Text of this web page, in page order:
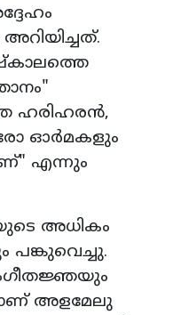
ഹരിഹരൻ,
ഓർമകളും
എന്നും
അധികം
പങ്കുവെച്ചു.
അളമേലു